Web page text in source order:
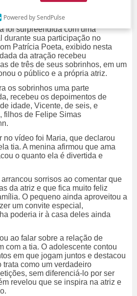
Powered by SendPulse
foi surpreendida com uma
durante sua participação no
Patrícia Poeta, exibido nesta
da atração recebeu
de três de seus sobrinhos, em um
o público e a própria atriz.
os sobrinhos uma parte
recebeu os depoimentos de
idade, Vicente, de seis, e
filhos de Felipe Simas
no vídeo foi Maria, que declarou
tia. A menina afirmou que ama
o quanto ela é divertida e
sorrisos ao comentar que
da atriz e que fica muito feliz
O pequeno ainda aproveitou a
um convite especial,
poderia ir à casa deles ainda
ao falar sobre a relação de
com a tia. O adolescente contou
em que jogam juntos e destacou
trata como um verdadeiro
sem diferenciá-lo por ser
revelou que se inspira na atriz e